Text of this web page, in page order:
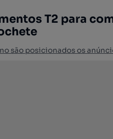
T2 para
são posicionados os